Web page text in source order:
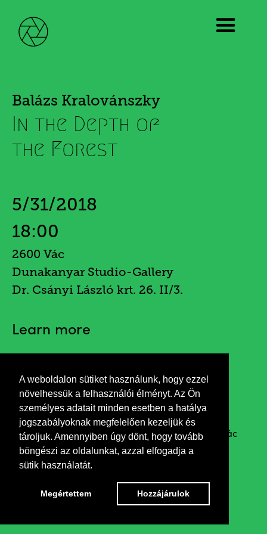
A weboldalon sütiket használunk, hogy ezzel
növelhessük a felhasználói élményt. Az Ön
személyes adatait minden esetben a hatálya
jogszabályoknak megfelelően kezeljük és
tároljuk. Amennyiben úgy dönt, hogy tovább
böngészi az oldalunkat, azzal elfogadja a
sütik használatát.
Megértettem Hozzájárulok
Balázs Kralovánszky
In the Depth of
the Forest
5/31/2018
18:00
2600 Vác
Dunakanyar Studio-Gallery
Dr. Csányi László krt. 26. II/3.
Learn more
Invitation
Greetings by Attila Fördős, the major of the city of Vác
Opening remarks by György Feledy art writer